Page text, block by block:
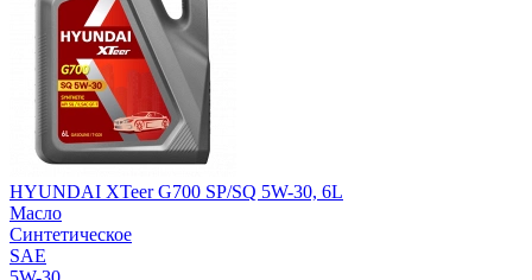
HYUNDAI XTeer G700 SP/SQ 5W-30, 6L
Масло
Синтетическое
SAE